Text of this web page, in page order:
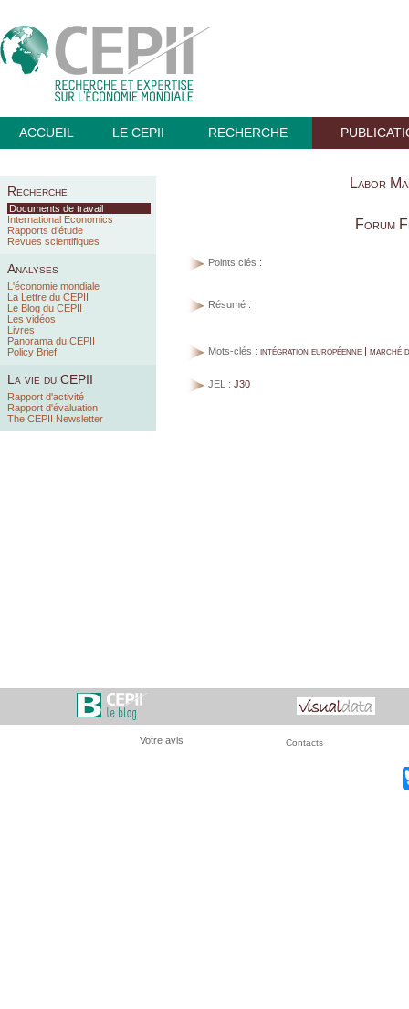
ACCUEIL LE CEPII RECHERCHE
Recherche
Documents de travail
International Economics
Rapports d’étude
Revues scientifiques
Analyses
L'économie mondiale
La Lettre du CEPII
Le Blog du CEPII
Les vidéos
Livres
Panorama du CEPII
Policy Brief
La vie du CEPII
Rapport d'activité
Rapport d'évaluation
The CEPII Newsletter
Labor
Forum
Points clés :
Résumé :
Mots-clés : intégration européenne |
JEL : J30
Votre avis Contacts